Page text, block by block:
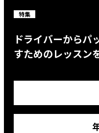
特集
ドライバーからパ
すためのレッスン